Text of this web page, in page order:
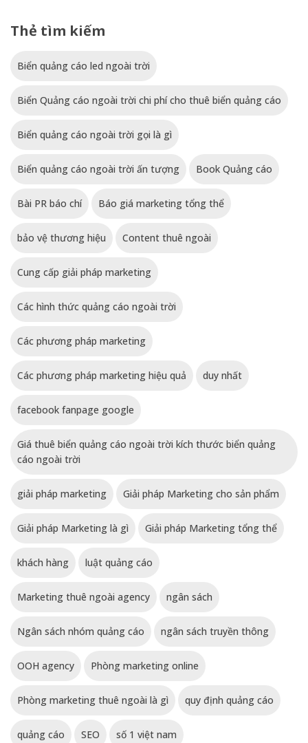
Thẻ tìm kiếm
Biển quảng cáo led ngoài trời
Biển Quảng cáo ngoài trời chi phí cho thuê biển quảng cáo
Biển quảng cáo ngoài trời gọi là gì
Biển quảng cáo ngoài trời ấn tượng Book Quảng cáo
Bài PR báo chí Báo giá marketing tổng thể
bảo vệ thương hiệu Content thuê ngoài
Cung cấp giải pháp marketing
Các hình thức quảng cáo ngoài trời
Các phương pháp marketing
Các phương pháp marketing hiệu quả duy nhất
facebook fanpage google
Giá thuê biển quảng cáo ngoài trời kích thước biển quảng
cáo ngoài trời
giải pháp marketing Giải pháp Marketing cho sản phẩm
Giải pháp Marketing là gì Giải pháp Marketing tổng thể
khách hàng luật quảng cáo
Marketing thuê ngoài agency ngân sách
Ngân sách nhóm quảng cáo ngân sách truyền thông
OOH agency Phòng marketing online
Phòng marketing thuê ngoài là gì quy định quảng cáo
quảng cáo SEO số 1 việt nam